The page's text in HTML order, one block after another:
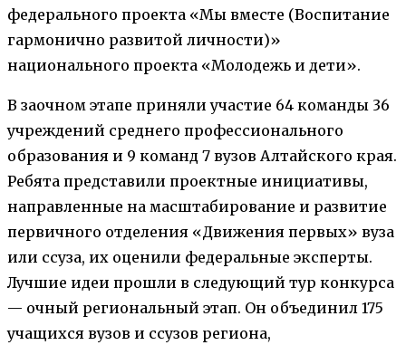
федерального проекта «Мы вместе (Воспитание
гармонично развитой личности)»
национального проекта «Молодежь и дети».
В заочном этапе приняли участие 64 команды 36
учреждений среднего профессионального
образования и 9 команд 7 вузов Алтайского края.
Ребята представили проектные инициативы,
направленные на масштабирование и развитие
первичного отделения «Движения первых» вуза
или ссуза, их оценили федеральные эксперты.
Лучшие идеи прошли в следующий тур конкурса
— очный региональный этап. Он объединил 175
учащихся вузов и ссузов региона,